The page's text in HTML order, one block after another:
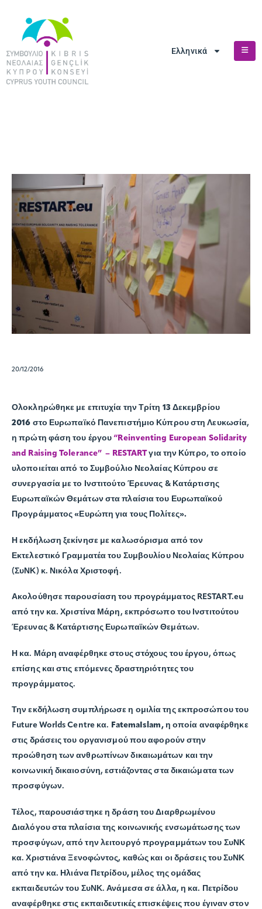
Ελληνικά
20/12/2016
Ολοκληρώθηκε με επιτυχία την Τρίτη 13 Δεκεμβρίου
2016 στο Ευρωπαϊκό Πανεπιστήμιο Κύπρου στη Λευκωσία,
η πρώτη φάση του έργου“Reinventing European Solidarity
and Raising Tolerance” – RESTARTγια την Κύπρο, το οποίο
υλοποιείται από το Συμβούλιο Νεολαίας Κύπρου σε
συνεργασία με το Ινστιτούτο Έρευνας & Κατάρτισης
Ευρωπαϊκών Θεμάτων στα πλαίσια του Ευρωπαϊκού
Προγράμματος«Ευρώπη για τους Πολίτες».
Η εκδήλωση ξεκίνησε με καλωσόρισμα από τον
Εκτελεστικό Γραμματέα του Συμβουλίου Νεολαίας Κύπρου
(ΣυΝΚ) κ. Νικόλα Χριστοφή.
Ακολούθησε παρουσίαση του προγράμματος RESTART.eu
από την κα.Χριστίνα Μάρη, εκπρόσωπο του Ινστιτούτου
Έρευνας & Κατάρτισης Ευρωπαϊκών Θεμάτων.
Η κα. Μάρη αναφέρθηκε στους στόχους του έργου, όπως
επίσης και στις επόμενες δραστηριότητες του
προγράμματος.
Την εκδήλωση συμπλήρωσε η ομιλία της εκπροσώπου του
Future Worlds Centre κα. FatemaIslam, η οποία αναφέρθηκε
στις δράσεις του οργανισμού που αφορούν στην
προώθηση των ανθρωπίνων δικαιωμάτων και την
κοινωνική δικαιοσύνη, εστιάζοντας στα δικαιώματα των
προσφύγων.
Τέλος, παρουσιάστηκε η δράση του Διαρθρωμένου
Διαλόγου στα πλαίσια της κοινωνικής ενσωμάτωσης των
προσφύγων, από την λειτουργό προγραμμάτων του ΣυΝΚ
κα.Χριστιάνα Ξενοφώντος, καθώς και οι δράσεις του ΣυΝΚ
από την κα. Ηλιάνα Πετρίδου, μέλος της ομάδας
εκπαιδευτών του ΣυΝΚ. Ανάμεσα σε άλλα, η κα. Πετρίδου
αναφέρθηκε στις εκπαιδευτικές επισκέψεις που έγιναν στον